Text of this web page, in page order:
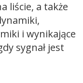
liście, a także
i wynikające
sygnał jest